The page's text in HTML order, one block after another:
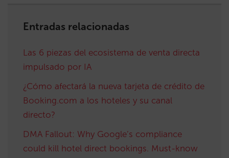
Entradas relacionadas
Las 6 piezas del ecosistema de venta directa
impulsado por IA
¿Cómo afectará la nueva tarjeta de crédito de
Booking.com a los hoteles y su canal
directo?
DMA Fallout: Why Google’s compliance
could kill hotel direct bookings. Must-know